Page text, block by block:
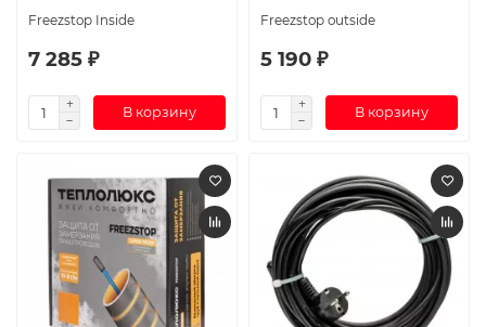
Freezstop Inside
7 285 ₽
В корзину
Freezstop outside
5 190 ₽
В корзину